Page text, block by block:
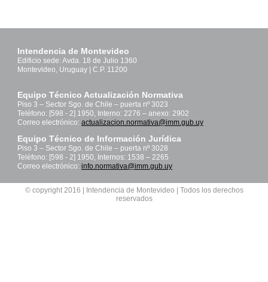
Intendencia de Montevideo
Edificio sede: Avda. 18 de Julio 1360
Montevideo, Uruguay | C.P. 11200
Equipo Técnico Actualización Normativa
Piso 3 – Sector Sgo. de Chile – puerta nº 3023
Teléfono: [598 - 2] 1950, Interno: 2276 – anexo: 2902
Correo electrónico: actualizacion.normativa@imm.gub.uy
Equipo Técnico de Información Jurídica
Piso 3 – Sector Sgo. de Chile – puerta nº 3028
Teléfono: [598 - 2] 1950, Internos: 1538 – 2265
Correo electrónico: info.normativa@imm.gub.uy
© copyright 2016 | Intendencia de Montevideo | Todos los derechos
reservados